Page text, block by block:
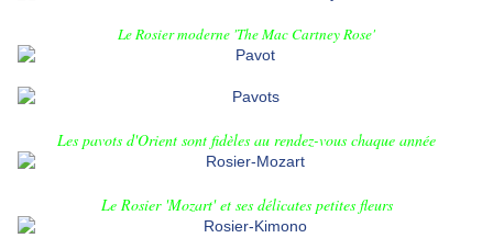
Le Rosier moderne 'The Mac Cartney Rose'
Les pavots d'Orient sont fidèles au rendez-vous chaque année
Le Rosier 'Mozart' et ses délicates petites fleurs